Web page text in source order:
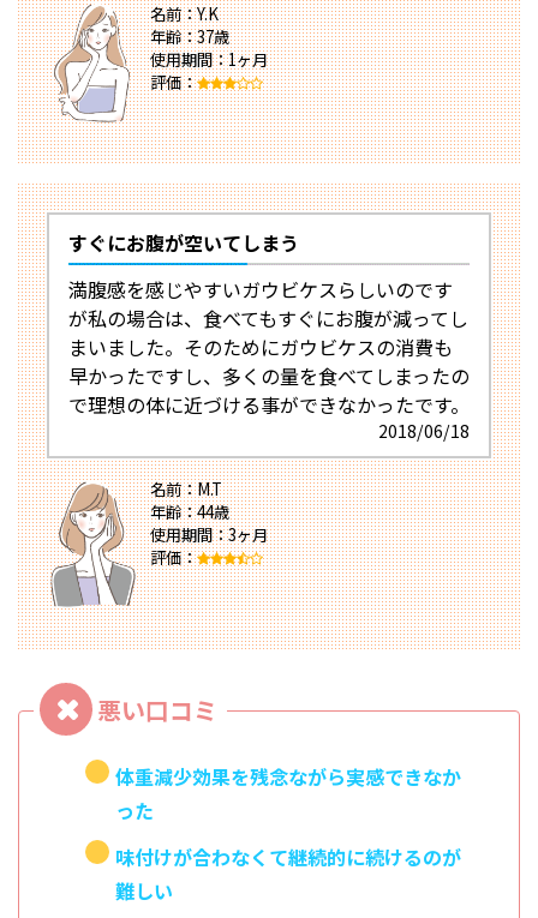
名前：Y.K
年齢：37歳
使用期間：1ヶ月
評価：
すぐにお腹が空いてしまう
満腹感を感じやすいガウビケスらしいのです
が私の場合は、食べてもすぐにお腹が減ってし
まいました。そのためにガウビケスの消費も
早かったですし、多くの量を食べてしまったの
で理想の体に近づける事ができなかったです。
2018/06/18
名前：M.T
年齢：44歳
使用期間：3ヶ月
評価：
体重減少効果を残念ながら実感できなか
った
味付けが合わなくて継続的に続けるのが
難しい